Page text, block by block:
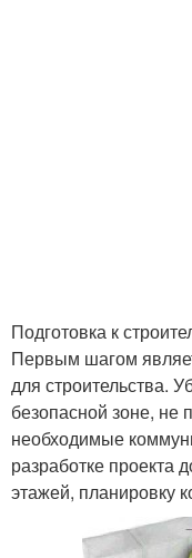
Подготовка к
Первым шагом
для строительства.
безопасной зоне,
необходимые
разработке проекта
этажей, планировку